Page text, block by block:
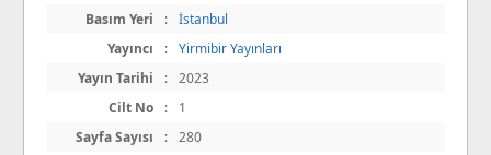
Basım Yeri
: İstanbul
Yayıncı
: Yirmibir Yayınları
Yayın Tarihi
: 2023
Cilt No
:
1
Sayfa Sayısı
: 280